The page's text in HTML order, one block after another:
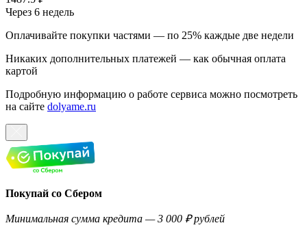
Через 6 недель
Оплачивайте покупки частями — по 25% каждые две недели
Никаких дополнительных платежей — как обычная оплата
картой
Подробную информацию о работе сервиса можно посмотреть
на сайте dolyame.ru
Покупай со Сбером
Минимальная сумма кредита — 3 000 ₽ рублей